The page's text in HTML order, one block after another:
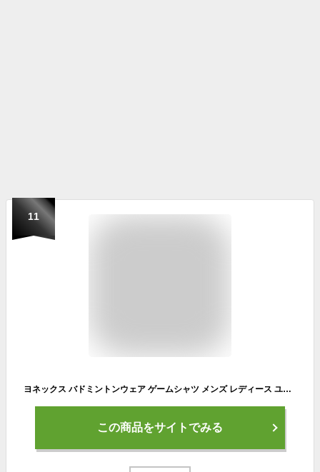
11
ヨネックス バドミントンウェア ゲームシャツ メンズ レディース ユニゲームシャツ 10810 YONEX
この商品をサイトでみる